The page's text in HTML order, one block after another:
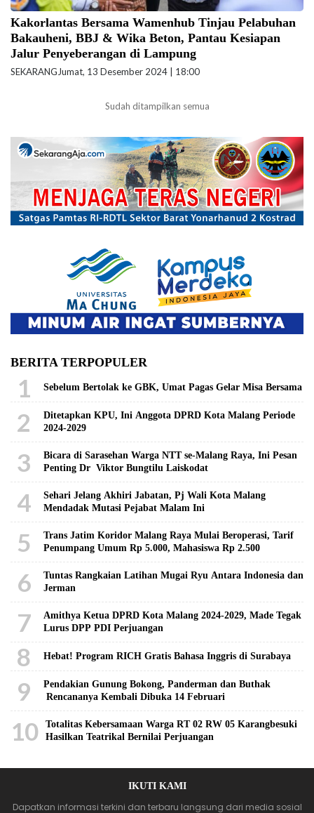
Kakorlantas Bersama Wamenhub Tinjau Pelabuhan
Bakauheni, BBJ & Wika Beton, Pantau Kesiapan
Jalur Penyeberangan di Lampung
SEKARANGJumat, 13 Desember 2024 | 18:00
Sudah ditampilkan semua
BERITA TERPOPULER
1 Sebelum Bertolak ke GBK, Umat Pagas Gelar Misa Bersama
2
Ditetapkan KPU, Ini Anggota DPRD Kota Malang Periode
2024-2029
3
Bicara di Sarasehan Warga NTT se-Malang Raya, Ini Pesan
Penting Dr Viktor Bungtilu Laiskodat
4
Sehari Jelang Akhiri Jabatan, Pj Wali Kota Malang
Mendadak Mutasi Pejabat Malam Ini
5
Trans Jatim Koridor Malang Raya Mulai Beroperasi, Tarif
Penumpang Umum Rp 5.000, Mahasiswa Rp 2.500
6
Tuntas Rangkaian Latihan Mugai Ryu Antara Indonesia dan
Jerman
7
Amithya Ketua DPRD Kota Malang 2024-2029, Made Tegak
Lurus DPP PDI Perjuangan
8 Hebat! Program RICH Gratis Bahasa Inggris di Surabaya
9
Pendakian Gunung Bokong, Panderman dan Buthak
Rencananya Kembali Dibuka 14 Februari
10
Totalitas Kebersamaan Warga RT 02 RW 05 Karangbesuki
Hasilkan Teatrikal Bernilai Perjuangan
IKUTI KAMI
Dapatkan informasi terkini dan terbaru langsung dari media sosial